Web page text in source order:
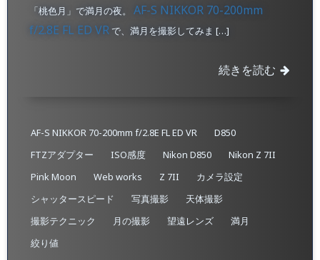
「桃色月」で満月の夜。 AF-S NIKKOR 70-200mm
f/2.8E FL ED VRで、満月を撮影してみま […]
続きを読む
AF-S NIKKOR 70-200mm f/2.8E FL ED VR
D850
FTZアダプター
ISO感度 Nikon D850
Nikon Z 7II
Pink Moon
Web works Z 7II
カメラ設定
シャッタースピード
写真撮影
天体撮影
撮影テクニック
月の撮影 望遠レンズ
満月
絞り値